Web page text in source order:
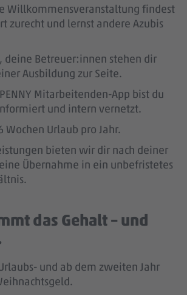
Willkommensveranstaltung findest
zurecht und lernst andere Azubis
deine Betreuer:innen stehen dir
Ausbildung zur Seite.
Mitarbeitenden-App bist du
und intern vernetzt.
Wochen Urlaub pro Jahr.
bieten wir dir nach deiner
Übernahme in ein unbefristetes
das Gehalt – und
und ab dem zweiten Jahr